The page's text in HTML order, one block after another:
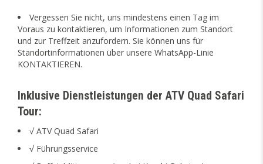
Vergessen Sie nicht, uns mindestens einen Tag im
Voraus zu kontaktieren, um Informationen zum Standort
und zur Treffzeit anzufordern. Sie können uns für
Standortinformationen über unsere WhatsApp-Linie
KONTAKTIEREN.
Inklusive Dienstleistungen der ATV Quad Safari
Tour:
√ ATV Quad Safari
√ Führungsservice